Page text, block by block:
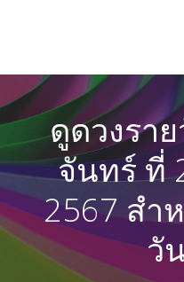
ดูดวงรา
จันทร์ ที่
2567 สำ
วั